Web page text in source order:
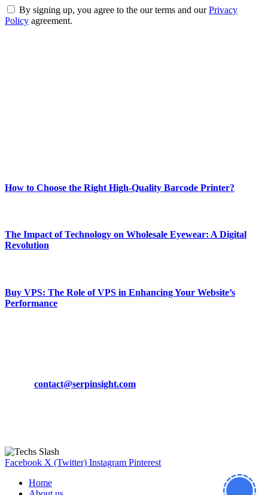
By signing up, you agree to the our terms and ourPrivacy
Policy agreement.
How to Choose the Right High-Quality Barcode Printer?
The Impact of Technology on Wholesale Eyewear: A Digital
Revolution
Buy VPS: The Role of VPS in Enhancing Your Website’s
Performance
contact@serpinsight.com
Facebook X (Twitter) Instagram Pinterest
Home